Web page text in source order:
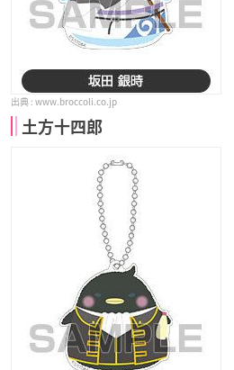
www.broccoli.co.jp
土方十四郎